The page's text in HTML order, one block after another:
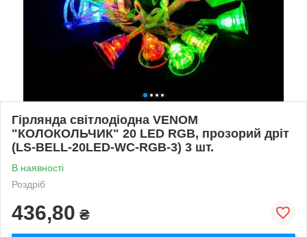
Гірлянда світлодіодна VENOM
"КОЛОКОЛЬЧИК" 20 LED RGB, прозорий дріт
(LS-BELL-20LED-WC-RGB-3) 3 шт.
В наявності
Роздріб
436,80 ₴